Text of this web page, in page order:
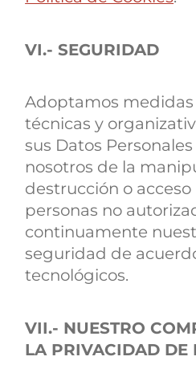
VI.- SEGURIDAD
Adoptamos
técnicas y
sus Datos
nosotros de la
destrucción o
personas no
continuamente
seguridad de
tecnológicos.
VII.- NUESTRO
LA PRIVACIDAD DE